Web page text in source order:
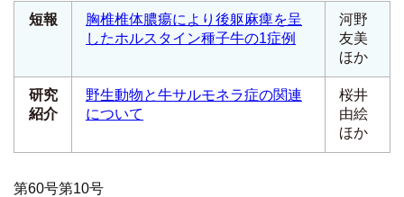
短報
胸椎椎体膿瘍により後躯麻痺を呈
したホルスタイン種子牛の1症例
河野
友美
ほか
研究
紹介
野生動物と牛サルモネラ症の関連
について
桜井
由絵
ほか
第60号第10号